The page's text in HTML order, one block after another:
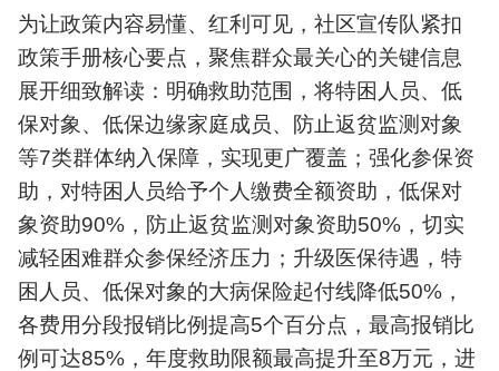
为让政策内容易懂、红利可见，社区宣传队紧扣
政策手册核心要点，聚焦群众最关心的关键信息
展开细致解读：明确救助范围，将特困人员、低
保对象、低保边缘家庭成员、防止返贫监测对象
等7类群体纳入保障，实现更广覆盖；强化参保资
助，对特困人员给予个人缴费全额资助，低保对
象资助90%，防止返贫监测对象资助50%，切实
减轻困难群众参保经济压力；升级医保待遇，特
困人员、低保对象的大病保险起付线降低50%，
各费用分段报销比例提高5个百分点，最高报销比
例可达85%，年度救助限额最高提升至8万元，进